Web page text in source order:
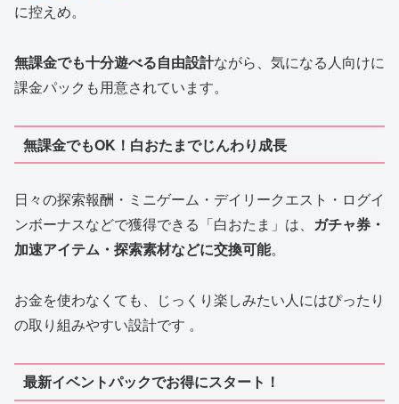
に控えめ。
無課金でも十分遊べる自由設計ながら、気になる人向けに
課金パックも用意されています。
無課金でもOK！白おたまでじんわり成長
日々の探索報酬・ミニゲーム・デイリークエスト・ログイ
ンボーナスなどで獲得できる「白おたま」は、 ガチャ券・
加速アイテム・探索素材などに交換可能。
お金を使わなくても、じっくり楽しみたい人にはぴったり
の取り組みやすい設計です 。
最新イベントパックでお得にスタート！